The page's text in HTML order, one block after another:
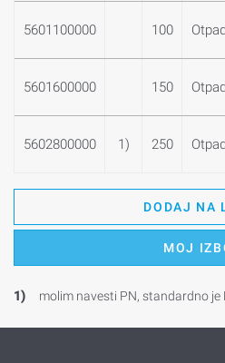
5601100000 100
5601600000 150
5602800000 1) 250
DODAJ NA
MOJ
1) molim navesti PN, standardno je